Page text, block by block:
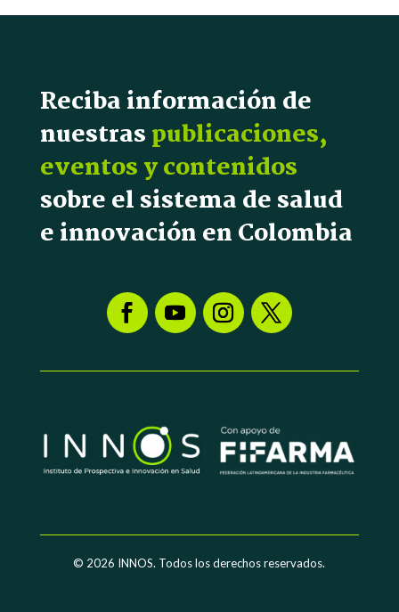
Reciba información de
nuestraspublicaciones,
eventos y contenidos
sobre el sistema de salud
e innovación en Colombia
© 2026 INNOS. Todos los derechos reservados.